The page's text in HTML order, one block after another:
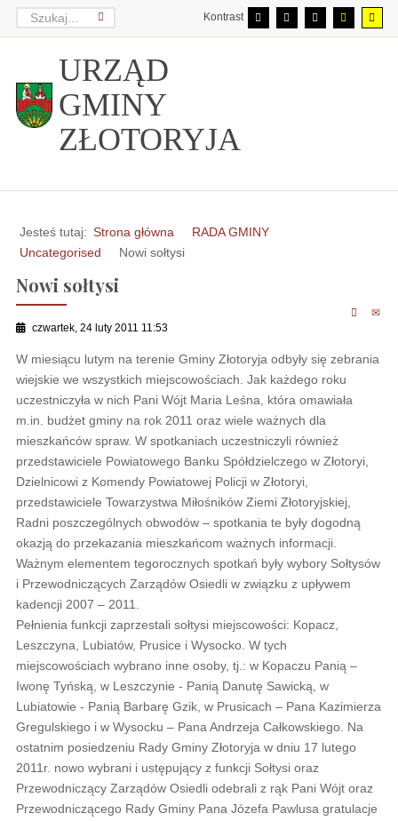
Kontrast
URZĄD
GMINY
ZŁOTORYJA
Jesteś tutaj: Strona główna
RADA GMINY
Uncategorised
Nowi sołtysi
Nowi sołtysi
czwartek, 24 luty 2011 11:53
W miesiącu lutym na terenie Gminy Złotoryja odbyły się zebrania
wiejskie we wszystkich miejscowościach. Jak każdego roku
uczestniczyła w nich Pani Wójt Maria Leśna, która omawiała
m.in. budżet gminy na rok 2011 oraz wiele ważnych dla
mieszkańców spraw. W spotkaniach uczestniczyli również
przedstawiciele Powiatowego Banku Spółdzielczego w Złotoryi,
Dzielnicowi z Komendy Powiatowej Policji w Złotoryi,
przedstawiciele Towarzystwa Miłośników Ziemi Złotoryjskiej,
Radni poszczególnych obwodów – spotkania te były dogodną
okazją do przekazania mieszkańcom ważnych informacji.
Ważnym elementem tegorocznych spotkań były wybory Sołtysów
i Przewodniczących Zarządów Osiedli w związku z upływem
kadencji 2007 – 2011.
Pełnienia funkcji zaprzestali sołtysi miejscowości: Kopacz,
Leszczyna, Lubiatów, Prusice i Wysocko. W tych
miejscowościach wybrano inne osoby, tj.: w Kopaczu Panią –
Iwonę Tyńską, w Leszczynie - Panią Danutę Sawicką, w
Lubiatowie - Panią Barbarę Gzik, w Prusicach – Pana Kazimierza
Gregulskiego i w Wysocku – Pana Andrzeja Całkowskiego. Na
ostatnim posiedzeniu Rady Gminy Złotoryja w dniu 17 lutego
2011r. nowo wybrani i ustępujący z funkcji Sołtysi oraz
Przewodniczący Zarządów Osiedli odebrali z rąk Pani Wójt oraz
Przewodniczącego Rady Gminy Pana Józefa Pawlusa gratulacje